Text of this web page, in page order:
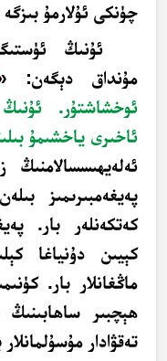
چۈنكى ئۇلارمۇ
ئۇنىڭ
مۇنداق دېگەن:
ئوخشاشتۇر.
ئاخىرى ياخشىمۇ
ئەلەيھىسسالامنىڭ
پەيغەمبىرىمىز
كەتكەنلەر بار.
كېيىن دۇنياغا
ماڭغانلار بار.
ھېچبىر ساھابىنىڭ
تەقۋادار